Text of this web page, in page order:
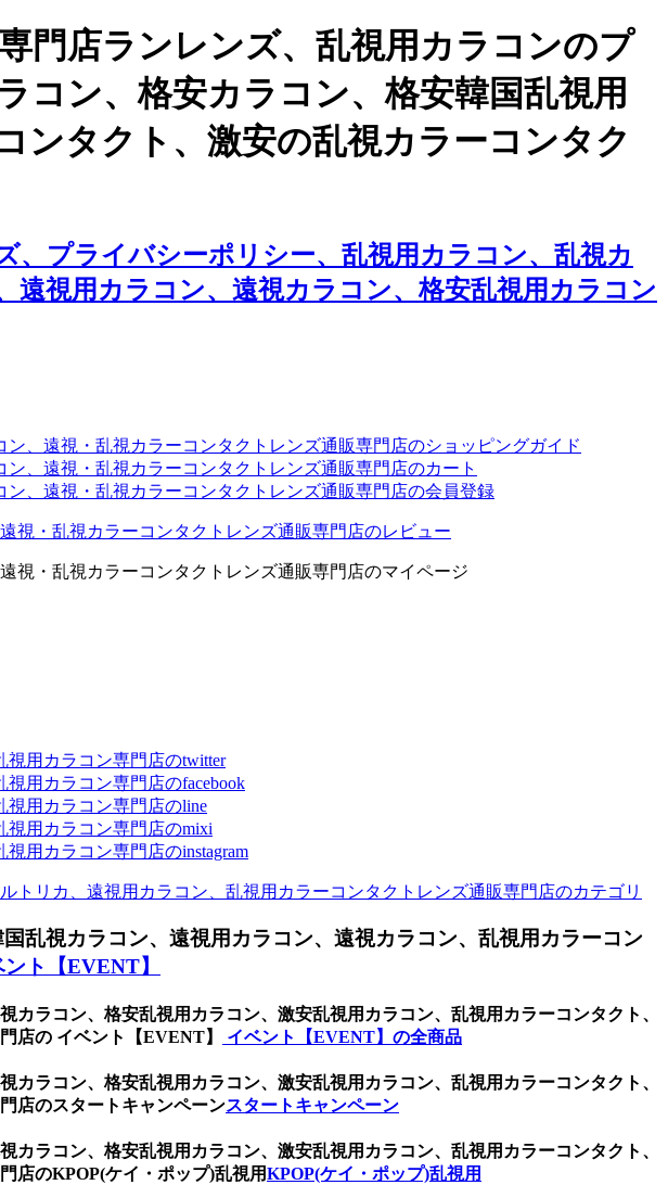
門店ランレンズ、乱視用カラコンのプ
コン、格安カラコン、格安韓国乱視用
ンタクト、激安の乱視カラーコンタク
プライバシーポリシー、乱視用カラコン、乱視カ
視用カラコン、遠視カラコン、格安乱視用カラコン
、遠視・乱視カラーコンタクトレンズ通販専門店のショッピングガイド
、遠視・乱視カラーコンタクトレンズ通販専門店のカート
、遠視・乱視カラーコンタクトレンズ通販専門店の会員登録
視・乱視カラーコンタクトレンズ通販専門店のレビュー
視・乱視カラーコンタクトレンズ通販専門店のマイページ
用カラコン専門店のtwitter
用カラコン専門店のfacebook
用カラコン専門店のline
用カラコン専門店のmixi
用カラコン専門店のinstagram
リカ、遠視用カラコン、乱視用カラーコンタクトレンズ通販専門店のカテゴリ
乱視カラコン、遠視用カラコン、遠視カラコン、乱視用カラーコン
ント【EVENT】
ラコン、格安乱視用カラコン、激安乱視用カラコン、乱視用カラーコンタクト、
店の イベント【EVENT】
イベント【EVENT】の全商品
ラコン、格安乱視用カラコン、激安乱視用カラコン、乱視用カラーコンタクト、
店のスタートキャンペーンスタートキャンペーン
ラコン、格安乱視用カラコン、激安乱視用カラコン、乱視用カラーコンタクト、
店のKPOP(ケイ・ポップ)乱視用KPOP(ケイ・ポップ)乱視用